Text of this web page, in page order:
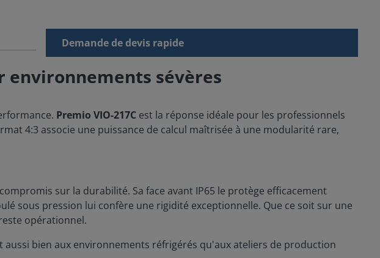
Demande de devis rapide
environnements sévères
Premio VIO-217C est la réponse idéale pour les professionnels
4:3 associe une puissance de calcul maîtrisée à une modularité rare,
sur la durabilité. Sa face avant IP65 le protège efficacement
sous pression lui confère une rigidité exceptionnelle. Que ce soit sur une
opérationnel.
aussi bien aux environnements réfrigérés qu'aux ateliers de production